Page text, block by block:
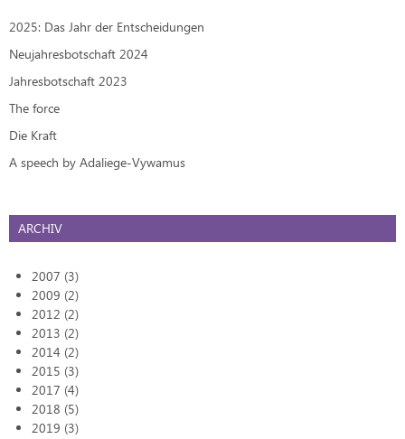
2025: Das Jahr der Entscheidungen
Neujahresbotschaft 2024
Jahresbotschaft 2023
The force
Die Kraft
A speech by Adaliege-Vywamus
ARCHIV
2007 (3)
2009 (2)
2012 (2)
2013 (2)
2014 (2)
2015 (3)
2017 (4)
2018 (5)
2019 (3)